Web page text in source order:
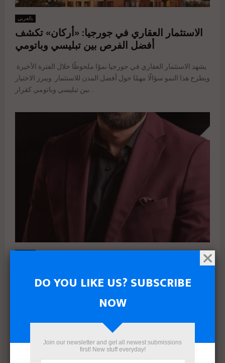
بالعربي
الاستثمار العقاري في جورجيا: «أركان» تكشف
أفضل الفرص بين تبليسي وباتومي
يشهد الاستثمار العقاري في جورجيا نموًا ملحوظًا خلال الفترة الأخيرة.
ويطرح هذا النمو سؤالًا مهمًا حول أفضل المدن للاستثمار. ويبرز الاختيار
بين تبليسي وباتومي كقرار...
(CCO)بشركة NEW EVENT DEVELOPMENTS
DO YOU LIKE US? SUBSCRIBE
NOW
Join our newsletter and get all newest submissions
first! New stuff everyday!